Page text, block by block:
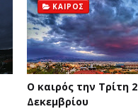
ΚΑΙΡΟΣ
Ο καιρός την Τρίτη 2
Δεκεμβρίου